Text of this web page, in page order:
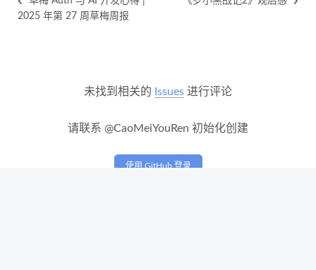
2025 年第 27 周草梅周报
未找到相关的 Issues 进行评论
请联系 @CaoMeiYouRen 初始化创建
使用 GitHub 登录